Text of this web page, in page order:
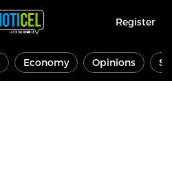
Register
Economy Opinions